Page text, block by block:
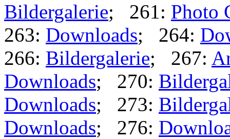
Bildergalerie; 261: Photo
263: Downloads; 264:
266: Bildergalerie; 267:
Downloads; 270:
Downloads; 273:
Downloads; 276: